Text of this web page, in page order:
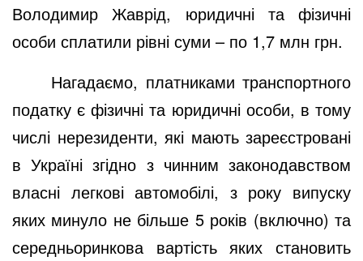
Володимир Жаврід, юридичні та фізичні
особи сплатили рівні суми – по 1,7 млн грн.
Нагадаємо, платниками транспортного
податку є фізичні та юридичні особи, в тому
числі нерезиденти, які мають зареєстровані
в Україні згідно з чинним законодавством
власні легкові автомобілі, з року випуску
яких минуло не більше 5 років (включно) та
середньоринкова вартість яких становить